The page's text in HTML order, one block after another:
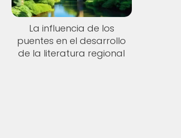
La influencia de los
puentes en el desarrollo
de la literatura regional